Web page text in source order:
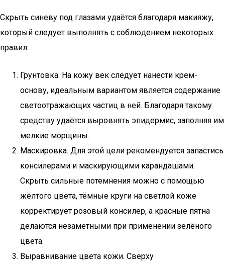
Скрыть синеву под глазами удаётся благодаря макияжу,
который следует выполнять с соблюдением некоторых
правил:
Грунтовка. На кожу век следует нанести крем-
основу, идеальным вариантом является содержание
светоотражающих частиц в ней. Благодаря такому
средству удаётся выровнять эпидермис, заполняя им
мелкие морщины.
Маскировка. Для этой цели рекомендуется запастись
консилерами и маскирующими карандашами.
Скрыть сильные потемнения можно с помощью
жёлтого цвета, тёмные круги на светлой коже
корректирует розовый консилер, а красные пятна
делаются незаметными при применении зелёного
цвета.
Выравнивание цвета кожи. Сверху